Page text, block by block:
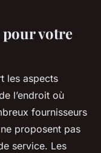
pour votre
les aspects
l’endroit où
fournisseurs
proposent pas
service. Les